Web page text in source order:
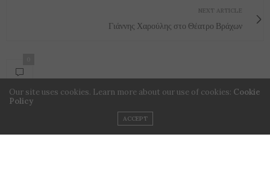
NEXT ARTICLE
Γιάννης Χαρούλης στο Θέατρο Βράχων
Our site uses cookies. Learn more about our use of cookies: Cookie
Policy
ACCEPT